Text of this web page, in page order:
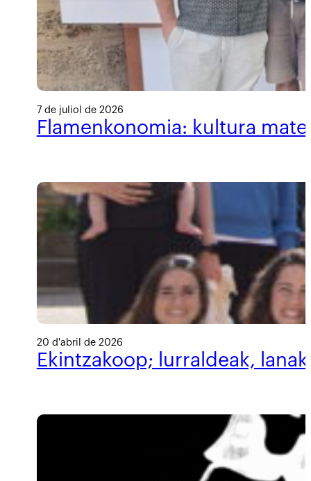
7 de juliol de 2026
Flamenkonomia: kultura
20 d'abril de 2026
Ekintzakoop; lurraldeak,